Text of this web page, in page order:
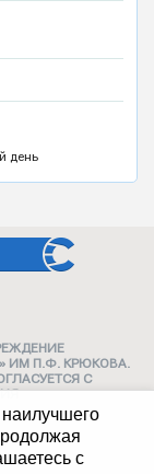
день
с
ИМ П.Ф. КРЮКОВА.
С